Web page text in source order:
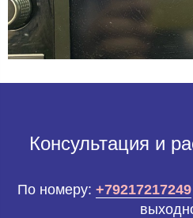
Консультация и
По номеру: +79217217249